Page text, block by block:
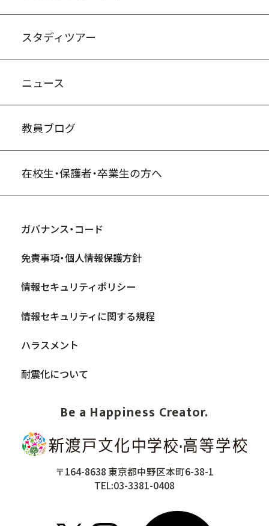
Be a Happiness Creator.
〒164-8638 東京都中野区本町6-38-1
TEL:03-3381-0408
スタディツアー
ニュース
教員ブログ
在校生・保護者・卒業生の方へ
ガバナンス・コード
免責事項・個人情報保護方針
情報セキュリティポリシー
情報セキュリティに関する規程
ハラスメント
耐震化について